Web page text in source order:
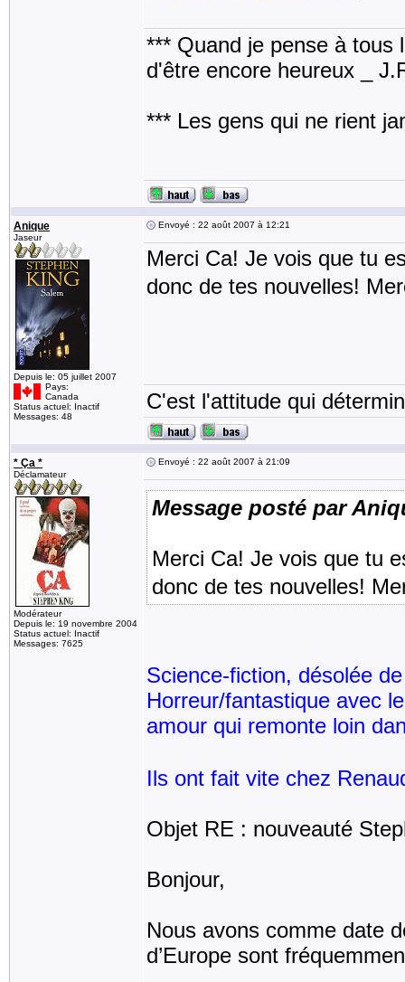
*** Quand je pense à tous
d'être encore heureux _
*** Les gens qui ne rient
Anique
Jaseur
Depuis le: 05 juillet 2007
Pays:
Canada
Status actuel: Inactif
Messages: 48
Envoyé : 22 août 2007 à 12:21
Merci Ca! Je vois que tu
donc de tes nouvelles!
C'est l'attitude qui
* Ça *
Déclamateur
Modérateur
Depuis le: 19 novembre 2004
Status actuel: Inactif
Messages: 7625
Envoyé : 22 août 2007 à 21:09
Message posté par
Merci Ca! Je vois que tu
donc de tes nouvelles!
Science-fiction, désolée
Horreur/fantastique avec
amour qui remonte loin
Ils ont fait vite chez
Objet RE : nouveauté
Bonjour,
Nous avons comme date
d’Europe sont